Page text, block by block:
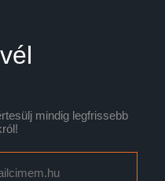
mindig legfrissebb